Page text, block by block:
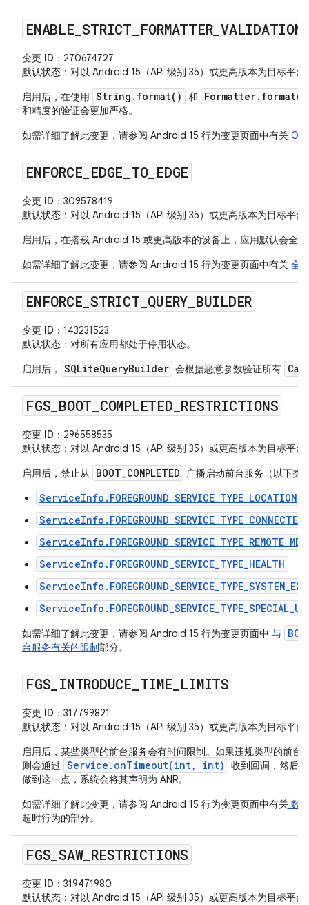
ENABLE _STRICT FORMATTER_ VALIDATION
变更 ID ：270674727
默认状态 ：对以 Android 15（API 级别 35）或更高版本为目标平
启用后，在使用 String.format() 和 Formatter.format()
和精度的验证会更加严格。
如需详细了解此变更，请参阅 Android 15 行为变更页面中有关
ENFORCE EDGE TO_ EDGE
变更 ID ：309578419
默认状态 ：对以 Android 15（API 级别 35）或更高版本为目标平
启用后，在搭载 Android 15 或更高版本的设备上，应用默认会全
如需详细了解此变更，请参阅 Android 15 行为变更页面中有关 全
ENFORCE STRICT QUERY BUILDER
变更 ID ：143231523
默认状态 ：对所有应用都处于停用状态。
启用后，
SQLiteQueryBuilder 会根据恶意参数验证所有
FGS BOOT COMPLETED RESTRICTIONS
变更 ID ：296558535
默认状态 ：对以 Android 15（API 级别 35）或更高版本为目标平
启用后，禁止从
BOOT_COMPLETED 广播启动前台服务（以下类
ServiceInfo.FOREGROUND_SERVICE_TYPE_LOCATION
ServiceInfo.FOREGROUND_SERVICE_TYPE_HEALTH
如需详细了解此变更，请参阅 Android 15 行为变更页面中 与
台服务有关的限制部分。
FGS INTRODUCE TIME LIMITS
变更 ID ：317799821
默认状态 ：对以 Android 15（API 级别 35）或更高版本为目标平
启用后，某些类型的前台服务会有时间限制。如果违规类型的前台
则会通过 Service.onTimeout(int, int)
收到回调，然后
做到这一点，系统会将其声明为 ANR。
如需详细了解此变更，请参阅 Android 15 行为变更页面中有关 数
超时行为的部分。
FGS SAW_ RESTRICTIONS
变更 ID ：319471980
默认状态 ：对以 Android 15（API 级别 35）或更高版本为目标平